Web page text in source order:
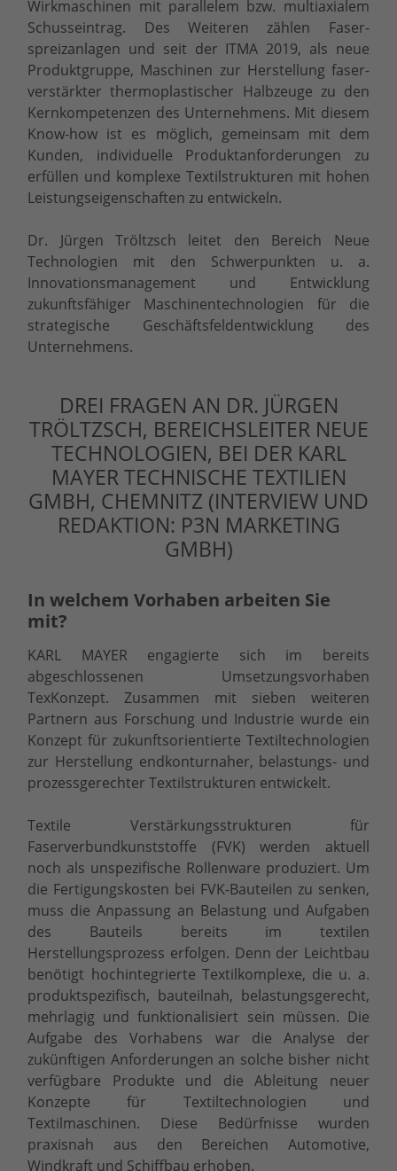
Wirkmaschinen mit parallelem bzw. multiaxialem
Schusseintrag. Des Weiteren zählen Faser-
spreizanlagen und seit der ITMA 2019, als neue
Produktgruppe, Maschinen zur Herstellung faser-
verstärkter thermoplastischer Halbzeuge zu den
Kernkompetenzen des Unternehmens. Mit diesem
Know-how ist es möglich, gemeinsam mit dem
Kunden, individuelle Produktanforderungen zu
erfüllen und komplexe Textilstrukturen mit hohen
Leistungseigenschaften zu entwickeln.
Dr. Jürgen Tröltzsch leitet den Bereich Neue
Technologien mit den Schwerpunkten u. a.
Innovationsmanagement und Entwicklung
zukunftsfähiger Maschinentechnologien für die
strategische Geschäftsfeldentwicklung des
Unternehmens.
DREI FRAGEN AN DR. JÜRGEN
TRÖLTZSCH, BEREICHSLEITER NEUE
TECHNOLOGIEN, BEI DER KARL
MAYER TECHNISCHE TEXTILIEN
GMBH, CHEMNITZ (INTERVIEW UND
REDAKTION: P3N MARKETING
GMBH)
In welchem Vorhaben arbeiten Sie
mit?
KARL MAYER engagierte sich im bereits
abgeschlossenen Umsetzungsvorhaben
TexKonzept. Zusammen mit sieben weiteren
Partnern aus Forschung und Industrie wurde ein
Konzept für zukunftsorientierte Textiltechnologien
zur Herstellung endkonturnaher, belastungs- und
prozessgerechter Textilstrukturen entwickelt.
Textile Verstärkungsstrukturen für
Faserverbundkunststoffe (FVK) werden aktuell
noch als unspezifische Rollenware produziert. Um
die Fertigungskosten bei FVK-Bauteilen zu senken,
muss die Anpassung an Belastung und Aufgaben
des Bauteils bereits im textilen
Herstellungsprozess erfolgen. Denn der Leichtbau
benötigt hochintegrierte Textilkomplexe, die u. a.
produktspezifisch, bauteilnah, belastungsgerecht,
mehrlagig und funktionalisiert sein müssen. Die
Aufgabe des Vorhabens war die Analyse der
zukünftigen Anforderungen an solche bisher nicht
verfügbare Produkte und die Ableitung neuer
Konzepte für Textiltechnologien und
Textilmaschinen. Diese Bedürfnisse wurden
praxisnah aus den Bereichen Automotive,
Windkraft und Schiffbau erhoben.